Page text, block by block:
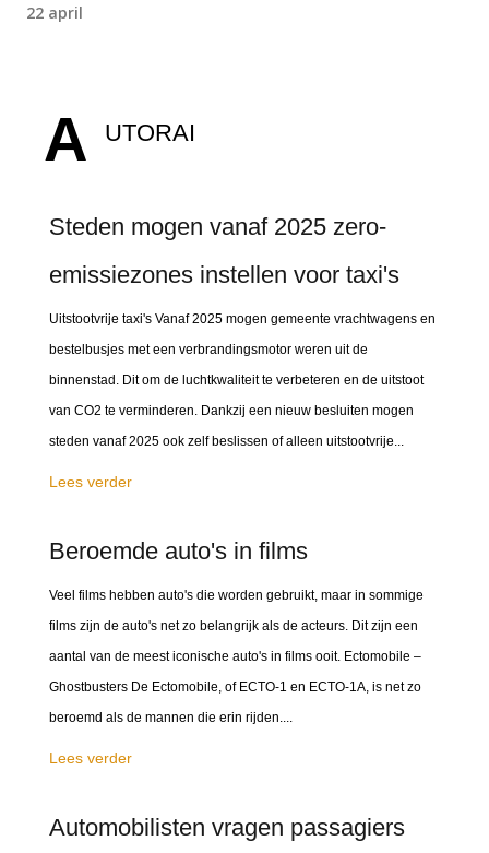
22 april
A UTORAI
Steden mogen vanaf 2025 zero-
emissiezones instellen voor taxi's
Uitstootvrije taxi's Vanaf 2025 mogen gemeente vrachtwagens en
bestelbusjes met een verbrandingsmotor weren uit de
binnenstad. Dit om de luchtkwaliteit te verbeteren en de uitstoot
van CO2 te verminderen. Dankzij een nieuw besluiten mogen
steden vanaf 2025 ook zelf beslissen of alleen uitstootvrije...
Lees verder
Beroemde auto's in films
Veel films hebben auto's die worden gebruikt, maar in sommige
films zijn de auto's net zo belangrijk als de acteurs. Dit zijn een
aantal van de meest iconische auto's in films ooit. Ectomobile –
Ghostbusters De Ectomobile, of ECTO-1 en ECTO-1A, is net zo
beroemd als de mannen die erin rijden....
Lees verder
Automobilisten vragen passagiers